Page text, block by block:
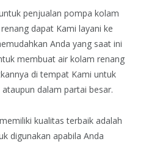
penjualan pompa kolam
dapat Kami layani ke
Anda yang saat ini
membuat air kolam renang
di tempat Kami untuk
dalam partai besar.
kualitas terbaik adalah
digunakan apabila Anda